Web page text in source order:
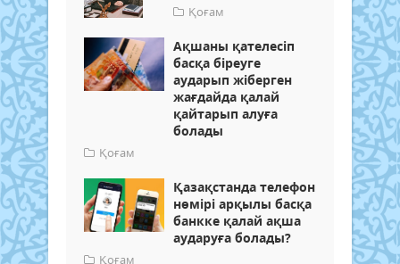
Қоғам
Ақшаны қателесіп
басқа біреуге
аударып жіберген
жағдайда қалай
қайтарып алуға
болады
Қоғам
Қазақстанда телефон
нөмірі арқылы басқа
банкке қалай ақша
аударуға болады?
Қоғам